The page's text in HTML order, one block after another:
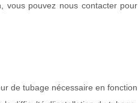
vous pouvez nous contacter pour
de tubage nécessaire en fonction